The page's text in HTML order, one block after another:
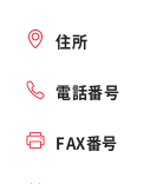
住所
電話番号
FAX番号